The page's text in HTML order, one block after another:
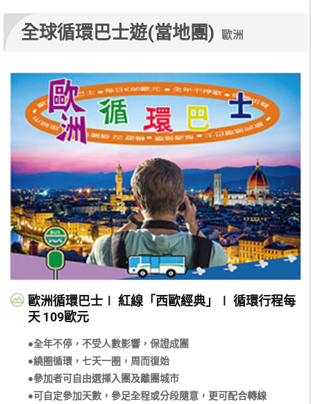
全球循環巴士遊(當地團) 歐洲
歐洲循環巴士∣ 紅線「西歐經典」∣ 循環行程每
天 109歐元
●全年不停，不受人數影響，保證成團
●繞圈循環，七天一圈，周而復始
●參加者可自由選擇入團及離團城市
●可自定參加天數，參足全程或分段隨意，更可配合轉線